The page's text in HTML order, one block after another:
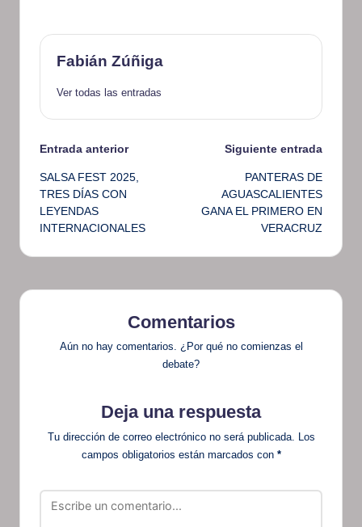
Fabián Zúñiga
Ver todas las entradas
Navegación
de
entradas
Entrada anterior
SALSA FEST 2025,
TRES DÍAS CON
LEYENDAS
INTERNACIONALES
Siguiente entrada
PANTERAS DE
AGUASCALIENTES
GANA EL PRIMERO EN
VERACRUZ
Comentarios
Aún no hay comentarios. ¿Por qué no comienzas el
debate?
Deja una respuesta
Tu dirección de correo electrónico no será publicada. Los
campos obligatorios están marcados con *